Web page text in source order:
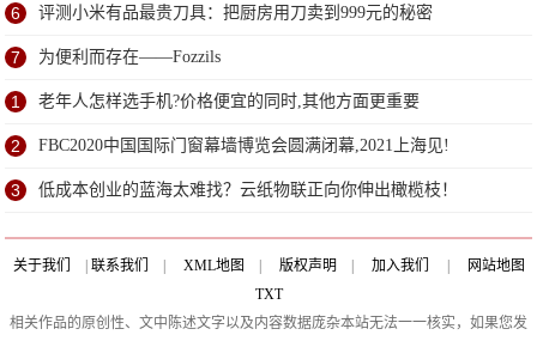
了？
6 评测小米有品最贵刀具：把厨房用刀卖到999元的秘密
7 为便利而存在——Fozzils
1 老年人怎样选手机?价格便宜的同时,其他方面更重要
2 FBC2020中国国际门窗幕墙博览会圆满闭幕,2021上海见!
3 低成本创业的蓝海太难找？云纸物联正向你伸出橄榄枝！
关于我们 | 联系我们 | XML地图 | 版权声明 | 加入我们 |
网站地图
TXT
相关作品的原创性、文中陈述文字以及内容数据庞杂本站无法一一核实，如果您发